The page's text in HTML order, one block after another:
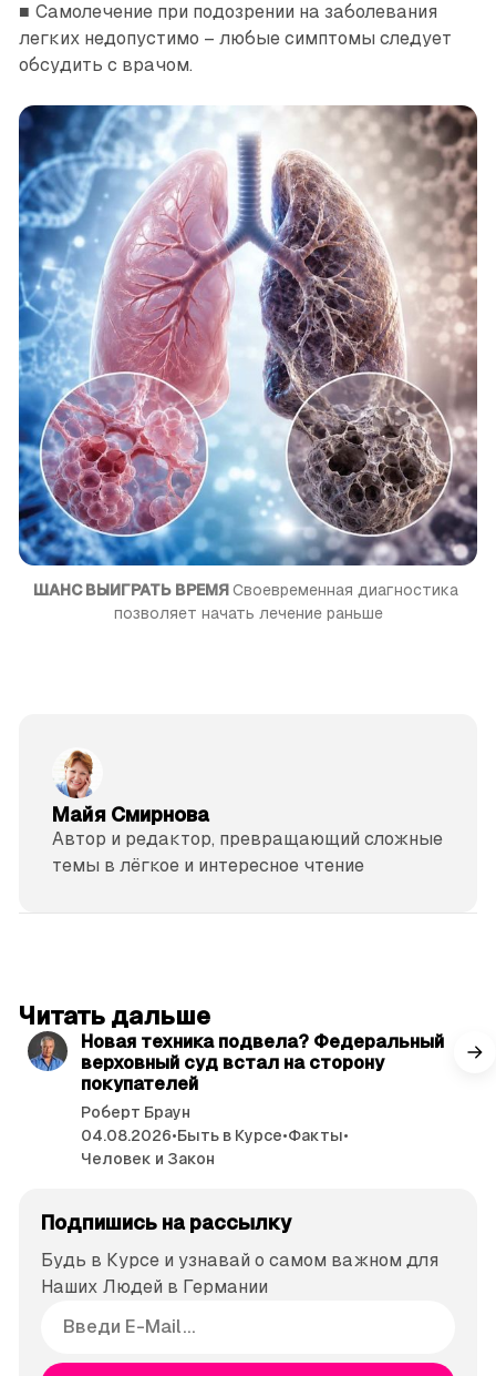
■ Самолечение при подозрении на заболевания
легких недопустимо – любые симптомы следует
обсудить с врачом.
ШАНС ВЫИГРАТЬ ВРЕМЯ Своевременная диагностика
позволяет начать лечение раньше
Майя Смирнова
Автор и редактор, превращающий сложные
темы в лёгкое и интересное чтение
Читать дальше
Новая техника подвела? Федеральный
верховный суд встал на сторону
покупателей
Роберт Браун
04.08.2026•Быть в Курсе•Факты•
Человек и Закон
Подпишись на рассылку
Будь в Курсе и узнавай о самом важном для
Наших Людей в Германии